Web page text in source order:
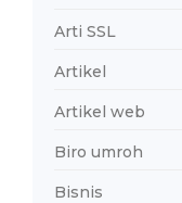
Arti SSL
Artikel
Artikel web
Biro umroh
Bisnis